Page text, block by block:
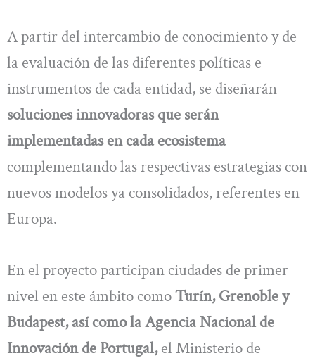
A partir del intercambio de conocimiento y de
la evaluación de las diferentes políticas e
instrumentos de cada entidad, se diseñarán
soluciones innovadoras que serán
implementadas en cada ecosistema
complementando las respectivas estrategias con
nuevos modelos ya consolidados, referentes en
Europa.
En el proyecto participan ciudades de primer
nivel en este ámbito comoTurín, Grenoble y
Budapest, así como la Agencia Nacional de
Innovación de Portugal,el Ministerio de